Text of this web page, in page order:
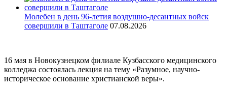
Молебен в день 96-летия воздушно-десантных войск
совершили в Таштаголе 07.08.2026
16 мая в Новокузнецком филиале Кузбасского медицинского
колледжа состоялась лекция на тему «Разумное, научно-
историческое основание христианской веры».